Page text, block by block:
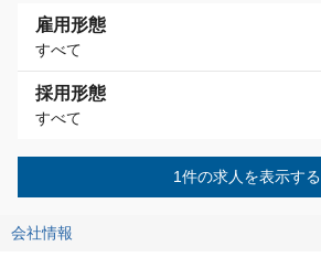
雇用形態
すべて
採用形態
すべて
1件の求人を表示する
会社情報